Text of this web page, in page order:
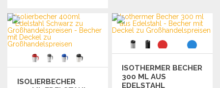
BESTELLEN
Angebot anfordern
ISOLIERBECHER
ISOTHERMER BECHER
300 ML AUS
EDELSTAHL